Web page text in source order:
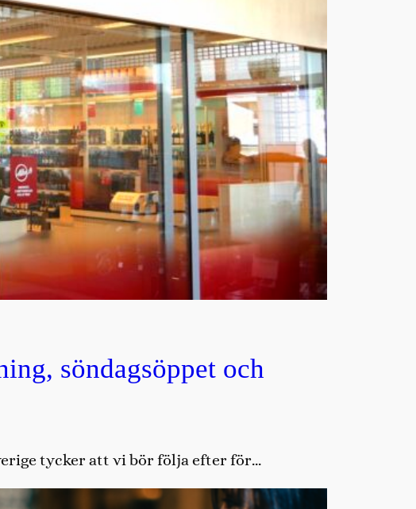
söndagsöppet och
tycker att vi bör följa efter för…